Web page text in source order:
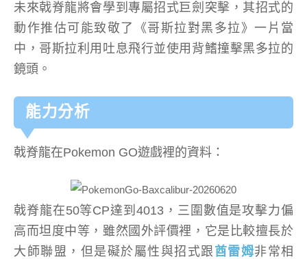
未來戟脊龍將會學到專屬招式巨劍突擊，其招式的
動作推估可能致敬了《哥斯拉對黑多拉》一片當
中，哥斯拉利用吐息飛行並使用背鰭撞擊黑多拉的
鏡頭。
能力分析
戟脊龍在Pokemon GO遊戲裡的資料：
戟脊龍在50等CP達到4013，三圍數值是攻擊力偏
高而坦度中等，雖然國外評價裡，它是比較擅長於
大師聯盟，但是礙於屬性與招式跟 酋雷姆非常相